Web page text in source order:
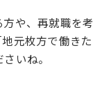
や、再就職を考
元枚方で働きた
いね。